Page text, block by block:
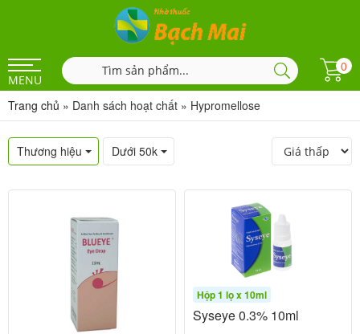
MENU
0
Trang chủ » Danh sách hoạt chất » Hypromellose
Thương hiệu Dưới 50k
Hộp 1 lọ x 10ml
Syseye 0.3% 10ml